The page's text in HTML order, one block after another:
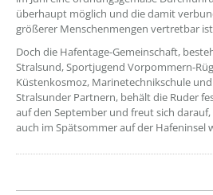
überhaupt möglich und die damit
größerer Menschenmengen vertretbar
Doch die Hafentage-Gemeinschaft,
Stralsund, Sportjugend Vorpommern-
Küstenkosmoz, Marinetechnikschule
Stralsunder Partnern, behält die Ruder
auf den September und freut sich
auch im Spätsommer auf der Hafeninsel